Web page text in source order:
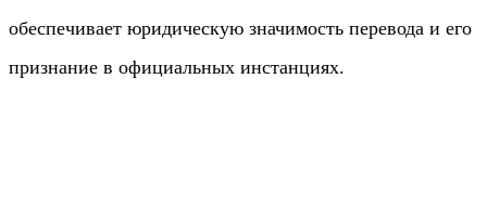
обеспечивает юридическую значимость перевода и его
признание в официальных инстанциях.